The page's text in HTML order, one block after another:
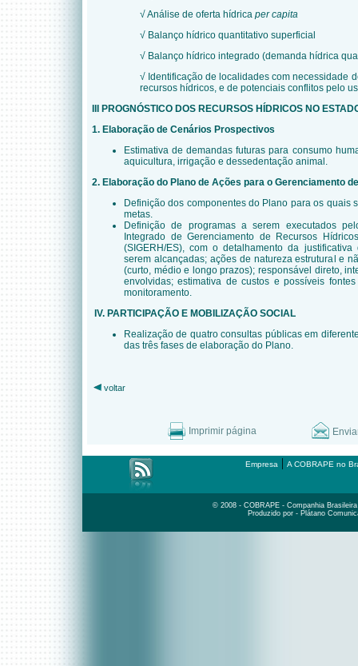
√ Análise de oferta hídrica per capita
√ Balanço hídrico quantitativo superficial
√ Balanço hídrico integrado (demanda hídrica
√ Identificação de localidades com necessidade
recursos hídricos, e de potenciais conflitos pelo
III PROGNÓSTICO DOS RECURSOS HÍDRICOS NO
1. Elaboração de Cenários Prospectivos
Estimativa de demandas futuras para consumo
aquicultura, irrigação e dessedentação animal.
2. Elaboração do Plano de Ações para o Gerenciamento
Definição dos componentes do Plano para os quais
metas.
Definição de programas a serem executados
Integrado de Gerenciamento de Recursos
(SIGERH/ES), com o detalhamento da
serem alcançadas; ações de natureza estrutural e
(curto, médio e longo prazos); responsável direto,
envolvidas; estimativa de custos e possíveis
monitoramento.
IV. PARTICIPAÇÃO E MOBILIZAÇÃO SOCIAL
Realização de quatro consultas públicas em
das três fases de elaboração do Plano.
voltar
Imprimir página
Empresa | A COBRAPE no
© 2008 - COBRAPE - Companhia
Produzido por - Plátano